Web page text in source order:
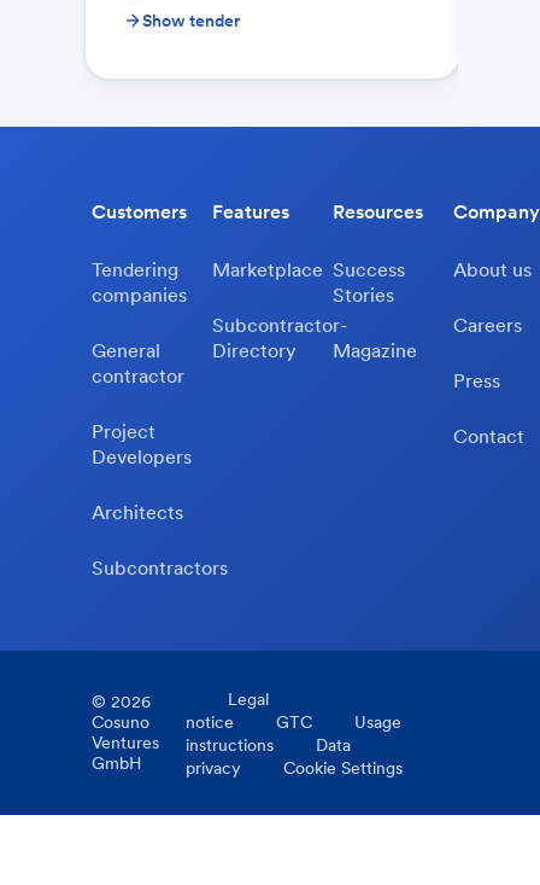
Show tender
Customers
Tendering
companies
General
contractor
Project
Developers
Architects
Subcontractors
Features
Marketplace
Subcontractor-
Directory
Resources
Success
Stories
Magazine
Company
About us
Careers
Press
Contact
© 2026
Cosuno
Ventures
GmbH
Legal
notice
GTC
Usage
instructions
Data
privacy
Cookie Settings